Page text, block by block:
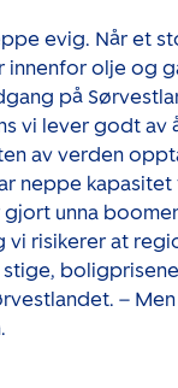
evig. Når et
olje og
på
vi lever godt
av verden
neppe
gjort unna
risikerer at
–